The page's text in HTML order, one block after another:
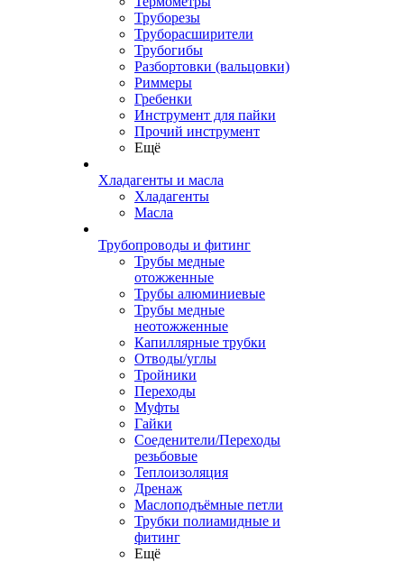
Труборезы
Труборасширители
Трубогибы
Разбортовки (вальцовки)
Риммеры
Гребенки
Инструмент для пайки
Прочий инструмент
Ещё
Хладагенты и масла
Хладагенты
Масла
Трубопроводы и фитинг
Трубы медные
отожженные
Трубы алюминиевые
Трубы медные
неотожженные
Капиллярные трубки
Отводы/углы
Тройники
Переходы
Муфты
Гайки
Соеденители/Переходы
резьбовые
Теплоизоляция
Дренаж
Маслоподъёмные петли
Трубки полиамидные и
фитинг
Ещё